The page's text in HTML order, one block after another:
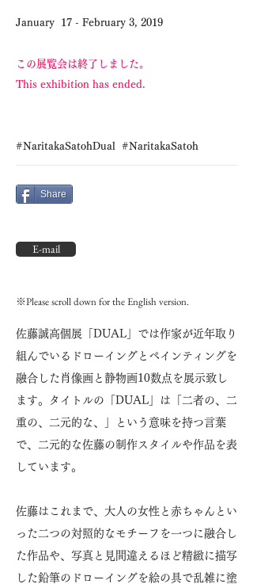
January 17 - February 3, 2019
この展覧会は終了しました。
This exhibition has ended.
#NaritakaSatohDual #NaritakaSatoh
Share
E-mail
※Please scroll down for the English version.
佐藤誠高個展「DUAL」では作家が近年取り
組んでいるドローイングとペインティングを
融合した肖像画と静物画10数点を展示致し
ます。タイトルの「DUAL」は「二者の、二
重の、二元的な、」という意味を持つ言葉
で、二元的な佐藤の制作スタイルや作品を表
しています。
佐藤はこれまで、大人の女性と赤ちゃんとい
った二つの対照的なモチーフを一つに融合し
た作品や、写真と見間違えるほど精緻に描写
した鉛筆のドローイングを絵の具で乱雑に塗